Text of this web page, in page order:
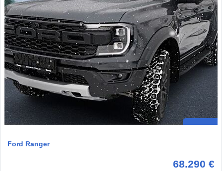
Ford Ranger
68.290 €